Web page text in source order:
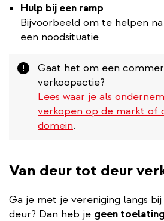
Hulp bij een ramp
Bijvoorbeeld om te helpen
een noodsituatie
Attention
Gaat het om een
verkoopactie?
Lees waar je als
verkopen op de markt of
domein.
Van deur tot deur
Ga je met je vereniging langs
deur? Dan heb je geen toelating